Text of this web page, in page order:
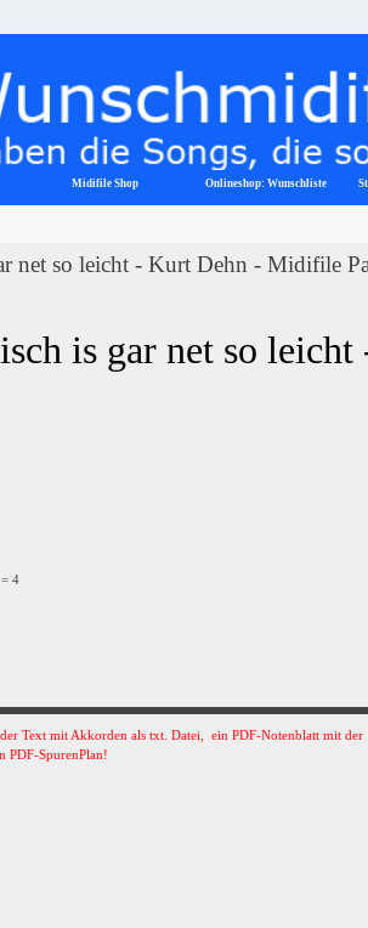
Menü
Midifile Shop ▼
Onlineshop: Wunschliste
net so leicht - Kurt Dehn - Midifile
is gar net so
4
Text mit Akkorden als txt. Datei, ein PDF-Notenblatt mit der
PDF-SpurenPlan!